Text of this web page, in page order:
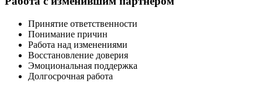
Принятие ответственности
Понимание причин
Работа над изменениями
Восстановление доверия
Эмоциональная поддержка
Долгосрочная работа